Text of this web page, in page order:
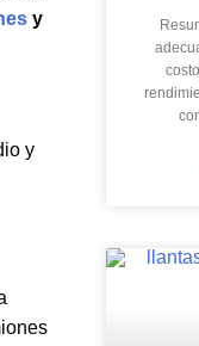
y
y